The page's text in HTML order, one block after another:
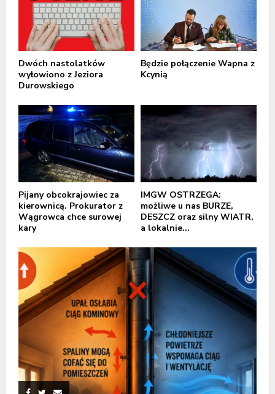
Dwóch nastolatków
wyłowiono z Jeziora
Durowskiego
Będzie połączenie Wapna z
Kcynią
Pijany obcokrajowiec za
kierownicą. Prokurator z
Wągrowca chce surowej
kary
IMGW OSTRZEGA:
możliwe u nas BURZE,
DESZCZ oraz silny WIATR,
a lokalnie...